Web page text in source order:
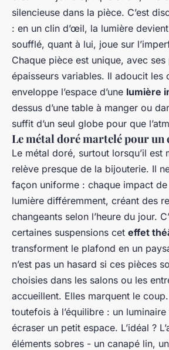
silencieuse dans la pièce. C’est
: en un clin d’œil, la lumière
soufflé, quant à lui, joue sur
Chaque pièce est unique, avec
épaisseurs variables. Il adoucit les
enveloppe l’espace d’une lumière
dessus d’une table à manger ou
suffit d’un seul globe pour que
Le métal doré martelé pour
Le métal doré, surtout lorsqu’il est
relève presque de la bijouterie. Il
façon uniforme : chaque impact
lumière différemment, créant des
changeants selon l’heure du jour.
certaines suspensions cet effet
transforment le plafond en un
n’est pas un hasard si ces pièces
choisies dans les salons ou les
accueillent. Elles marquent le
toutefois à l’équilibre : un
écraser un petit espace. L’idéal ?
éléments sobres - un canapé lin,